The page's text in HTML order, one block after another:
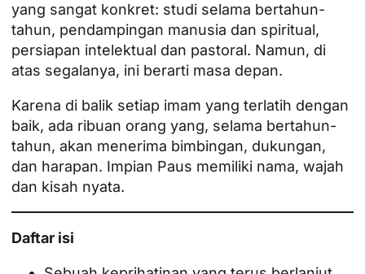
yang sangat konkret: studi selama bertahun-
tahun, pendampingan manusia dan spiritual,
persiapan intelektual dan pastoral. Namun, di
atas segalanya, ini berarti masa depan.
Karena di balik setiap imam yang terlatih dengan
baik, ada ribuan orang yang, selama bertahun-
tahun, akan menerima bimbingan, dukungan,
dan harapan. Impian Paus memiliki nama, wajah
dan kisah nyata.
Daftar isi